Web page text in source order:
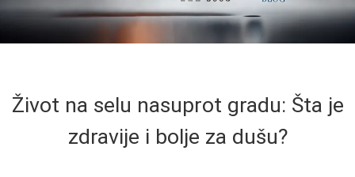
Život na selu nasuprot gradu: Šta je
zdravije i bolje za dušu?